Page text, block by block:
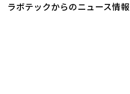
ラボテックからのニュース情報